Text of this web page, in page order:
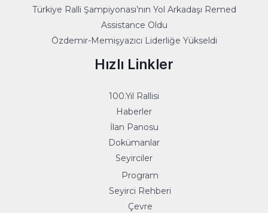
Türkiye Ralli Şampiyonası’nın Yol Arkadaşı Remed
Assistance Oldu
Özdemir-Memişyazıcı Liderliğe Yükseldi
Hızlı Linkler
100.Yıl Rallisi
Haberler
İlan Panosu
Dokümanlar
Seyirciler
Program
Seyirci Rehberi
Çevre